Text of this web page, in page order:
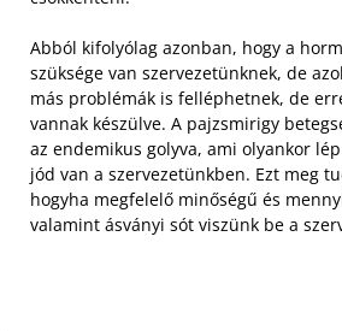
Abból kifolyólag azonban, hogy a
szüksége van szervezetünknek, de
más problémák is felléphetnek, de
vannak készülve. A pajzsmirigy
az endemikus golyva, ami olyankor
jód van a szervezetünkben. Ezt meg
hogyha megfelelő minőségű és
valamint ásványi sót viszünk be a